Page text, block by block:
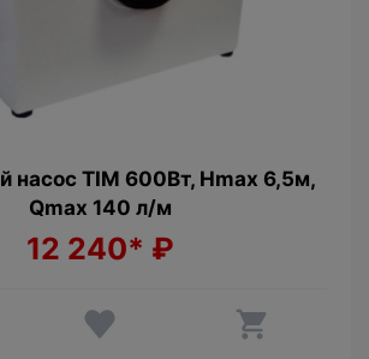
насос TIM 600Вт, Hmax 6,5м,
Qmax 140 л/м
12 240* ₽